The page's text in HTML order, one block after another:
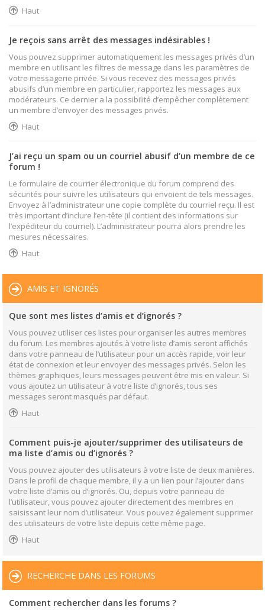
Haut
Je reçois sans arrêt des messages indésirables !
Vous pouvez supprimer automatiquement les messages privés d’un
membre en utilisant les filtres de message dans les paramètres de
votre messagerie privée. Si vous recevez des messages privés
abusifs d’un membre en particulier, rapportez les messages aux
modérateurs. Ce dernier a la possibilité d’empêcher complètement
un membre d’envoyer des messages privés.
Haut
J’ai reçu un spam ou un courriel abusif d’un membre de ce
forum !
Le formulaire de courrier électronique du forum comprend des
sécurités pour suivre les utilisateurs qui envoient de tels messages.
Envoyez à l’administrateur une copie complète du courriel reçu. Il est
très important d’inclure l’en-tête (il contient des informations sur
l’expéditeur du courriel). L’administrateur pourra alors prendre les
mesures nécessaires.
Haut
AMIS ET IGNORÉS
Que sont mes listes d’amis et d’ignorés ?
Vous pouvez utiliser ces listes pour organiser les autres membres
du forum. Les membres ajoutés à votre liste d’amis seront affichés
dans votre panneau de l’utilisateur pour un accès rapide, voir leur
état de connexion et leur envoyer des messages privés. Selon les
thèmes graphiques, leurs messages peuvent être mis en valeur. Si
vous ajoutez un utilisateur à votre liste d’ignorés, tous ses
messages seront masqués par défaut.
Haut
Comment puis-je ajouter/supprimer des utilisateurs de
ma liste d’amis ou d’ignorés ?
Vous pouvez ajouter des utilisateurs à votre liste de deux manières.
Dans le profil de chaque membre, il y a un lien pour l’ajouter dans
votre liste d’amis ou d’ignorés. Ou, depuis votre panneau de
l’utilisateur, vous pouvez ajouter directement des membres en
saisissant leur nom d’utilisateur. Vous pouvez également supprimer
des utilisateurs de votre liste depuis cette même page.
Haut
RECHERCHE DANS LES FORUMS
Comment rechercher dans les forums ?